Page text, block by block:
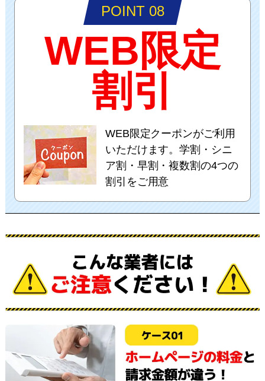
POINT 08
WEB限定
割引
WEB限定クーポンがご利用
いただけます。学割・シニ
ア割・早割・複数割の4つの
割引をご用意